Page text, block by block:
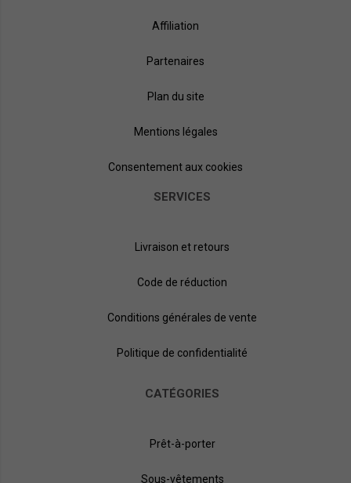
Affiliation
Partenaires
Plan du site
Mentions légales
Consentement aux cookies
SERVICES
Livraison et retours
Code de réduction
Conditions générales de vente
Politique de confidentialité
CATÉGORIES
Prêt-à-porter
Sous-vêtements